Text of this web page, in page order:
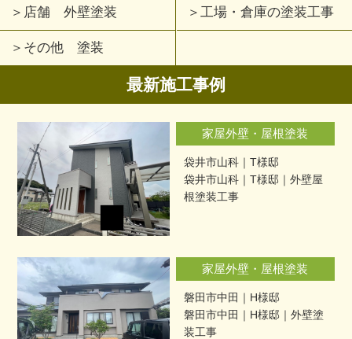
店舗 外壁塗装 工場・倉庫の塗装工事
その他 塗装
最新施工事例
家屋外壁・屋根塗装
袋井市山科｜T様邸
袋井市山科｜T様邸｜外壁屋
根塗装工事
家屋外壁・屋根塗装
磐田市中田｜H様邸
磐田市中田｜H様邸｜外壁塗
装工事